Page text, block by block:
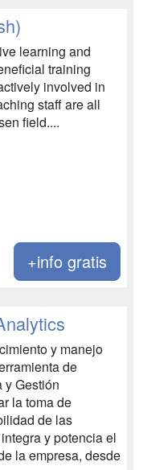
learning and
training
involved in
staff are all
field....
+info gratis
y manejo
de
y Gestión
la toma de
de las
y potencia el
la empresa, desde